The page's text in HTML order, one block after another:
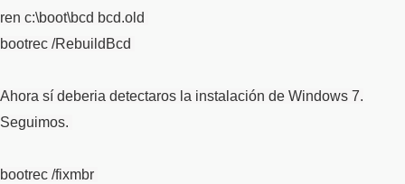
ren c:\boot\bcd bcd.old
bootrec /RebuildBcd
Ahora sí deberia detectaros la instalación de Windows 7.
Seguimos.
bootrec /fixmbr